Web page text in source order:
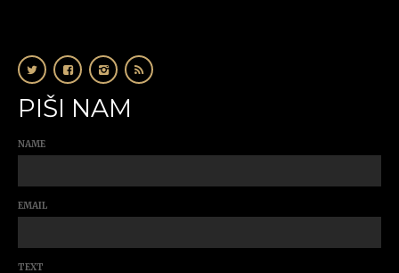
PIŠI NAM
NAME
EMAIL
TEXT